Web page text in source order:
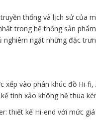
thống và lịch sử của
trong hệ thống sản
ngặt những đặc
vào phân khúc đồ Hi-
tinh xảo không hề thua